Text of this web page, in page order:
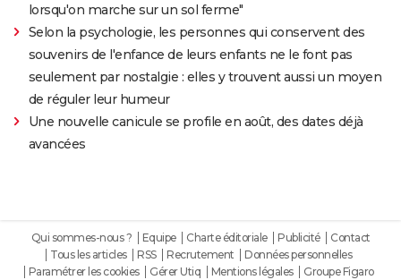
lorsqu'on marche sur un sol ferme"
Selon la psychologie, les personnes qui conservent des
souvenirs de l'enfance de leurs enfants ne le font pas
seulement par nostalgie : elles y trouvent aussi un moyen
de réguler leur humeur
Une nouvelle canicule se profile en août, des dates déjà
avancées
Qui sommes-nous ? Equipe Charte éditoriale Publicité
Contact
Tous les articles
RSS Recrutement
Données personnelles
Paramétrer les cookies
Gérer Utiq Mentions légales Groupe Figaro